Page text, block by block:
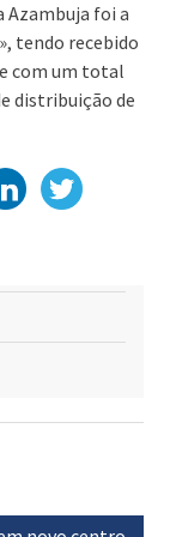
Azambuja foi a
tendo recebido
com um total
distribuição de